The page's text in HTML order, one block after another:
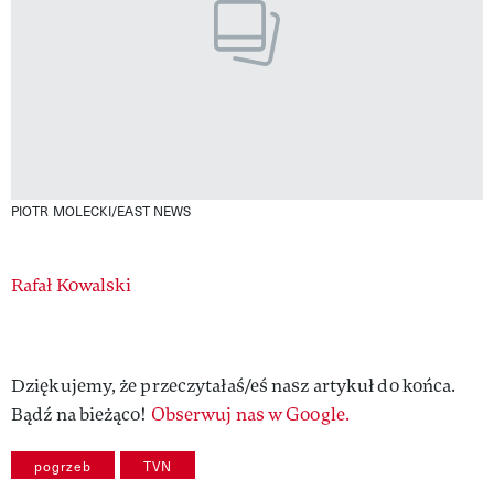
PIOTR MOLECKI/EAST NEWS
Authors
Rafał Kowalski
Dziękujemy, że przeczytałaś/eś nasz artykuł do końca.
Bądź na bieżąco! Obserwuj nas w Google.
pogrzeb TVN